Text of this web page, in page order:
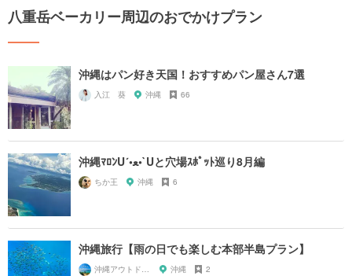
八重岳ベーカリー周辺のおでかけプラン
沖縄はパン好き天国！おすすめパン屋さん7選
入江 葵 沖縄 66
沖縄ﾏﾛﾝU´•ﻌ•`Uと穴場ｽﾎﾟｯﾄ巡り8月編
ちか王 沖縄 6
沖縄旅行【雨の日でも楽しむ本部半島プラン】
沖縄アウトドアマップ🗺 沖縄 2